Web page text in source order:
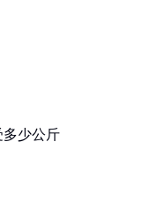
多少公斤